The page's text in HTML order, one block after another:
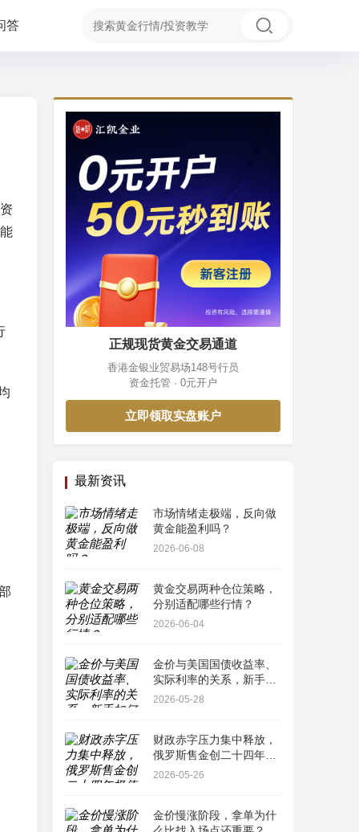
答
正规现货黄金交易通道
香港金银业贸易场148号行员
资金托管 · 0元开户
立即领取实盘账户
最新资讯
市场情绪走极端，反向做
黄金能盈利吗？
2026-06-08
黄金交易两种仓位策略，
分别适配哪些行情？
2026-06-04
金价与美国国债收益率、
实际利率的关系，新手如
何看懂最简单指标？
2026-05-28
财政赤字压力集中释放，
俄罗斯售金创二十四年极
值
2026-05-26
金价慢涨阶段，拿单为什